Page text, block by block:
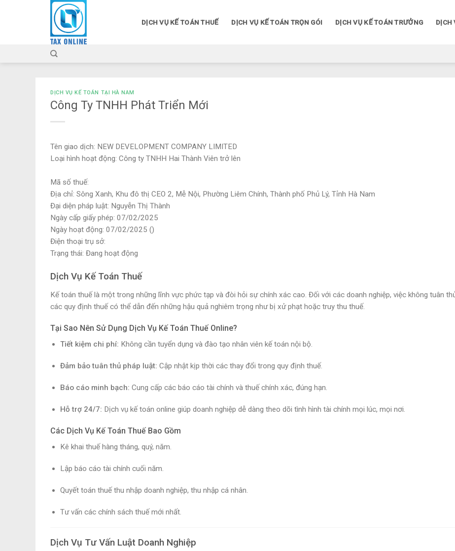
DỊCH VỤ KẾ TOÁN THUẾ DỊCH VỤ KẾ TOÁN TRỌN GÓI DỊCH VỤ KẾ TOÁN TRƯỞNG DỊCH
DỊCH VỤ KẾ TOÁN TẠI HÀ NAM
Công Ty TNHH Phát Triển Mới
Tên giao dịch: NEW DEVELOPMENT COMPANY LIMITED
Loại hình hoạt động: Công ty TNHH Hai Thành Viên trở lên
Mã số thuế:
Địa chỉ: Sông Xanh, Khu đô thị CEO 2, Mễ Nội, Phường Liêm Chính, Thành phố Phủ Lý, Tỉnh Hà Nam
Đại diện pháp luật: Nguyễn Thị Thành
Ngày cấp giấy phép: 07/02/2025
Ngày hoạt động: 07/02/2025 ()
Điện thoại trụ sở:
Trạng thái: Đang hoạt động
Dịch Vụ Kế Toán Thuế
Kế toán thuế là một trong những lĩnh vực phức tạp và đòi hỏi sự chính xác cao. Đối với các doanh nghiệp, việc không tuân
các quy định thuế có thể dẫn đến những hậu quả nghiêm trọng như bị xử phạt hoặc truy thu thuế.
Tại Sao Nên Sử Dụng Dịch Vụ Kế Toán Thuế Online?
Tiết kiệm chi phí: Không cần tuyển dụng và đào tạo nhân viên kế toán nội bộ.
Đảm bảo tuân thủ pháp luật: Cập nhật kịp thời các thay đổi trong quy định thuế.
Báo cáo minh bạch: Cung cấp các báo cáo tài chính và thuế chính xác, đúng hạn.
Hỗ trợ 24/7: Dịch vụ kế toán online giúp doanh nghiệp dễ dàng theo dõi tình hình tài chính mọi lúc, mọi nơi.
Các Dịch Vụ Kế Toán Thuế Bao Gồm
Kê khai thuế hàng tháng, quý, năm.
Lập báo cáo tài chính cuối năm.
Quyết toán thuế thu nhập doanh nghiệp, thu nhập cá nhân.
Tư vấn các chính sách thuế mới nhất.
Dịch Vụ Tư Vấn Luật Doanh Nghiệp